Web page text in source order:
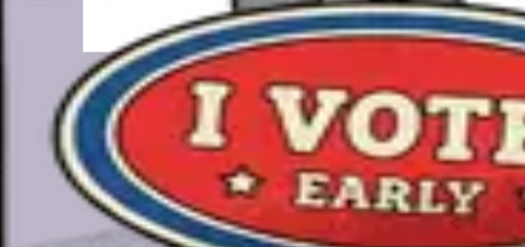
。
。
。您的电子邮件仅用于安排时间和在通话完成后收到您的礼品卡。
营，这是一家非营利所有的PBC公司。